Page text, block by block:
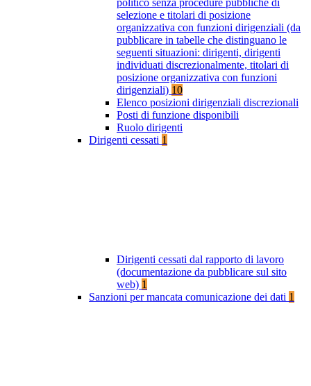
politico senza procedure pubbliche di
selezione e titolari di posizione
organizzativa con funzioni dirigenziali (da
pubblicare in tabelle che distinguano le
seguenti situazioni: dirigenti, dirigenti
individuati discrezionalmente, titolari di
posizione organizzativa con funzioni
dirigenziali) 10
Elenco posizioni dirigenziali discrezionali
Posti di funzione disponibili
Ruolo dirigenti
Dirigenti cessati 1
Dirigenti cessati dal rapporto di lavoro
(documentazione da pubblicare sul sito
web) 1
Sanzioni per mancata comunicazione dei dati 1